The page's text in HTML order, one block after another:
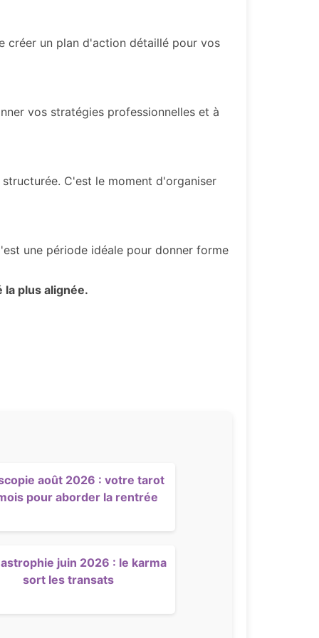
créer un plan d'action détaillé pour vos
vos stratégies professionnelles et à
C'est le moment d'organiser
une période idéale pour donner forme
plus alignée.
août 2026 : votre tarot
pour aborder la rentrée
juin 2026 : le karma
sort les transats